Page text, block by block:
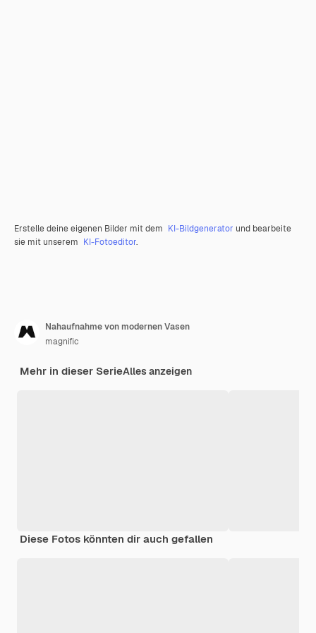
Erstelle deine eigenen Bilder mit dem KI-Bildgenerator und bearbeite
sie mit unserem KI-Fotoeditor.
Nahaufnahme von modernen Vasen
magnific
Mehr in dieser SerieAlles anzeigen
Diese Fotos könnten dir auch gefallen